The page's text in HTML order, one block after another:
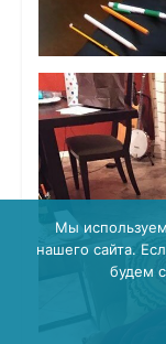
Мы
нашего сайта.
будем